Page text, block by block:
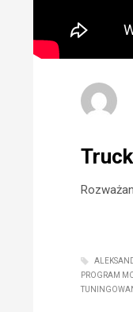
PROGRAM